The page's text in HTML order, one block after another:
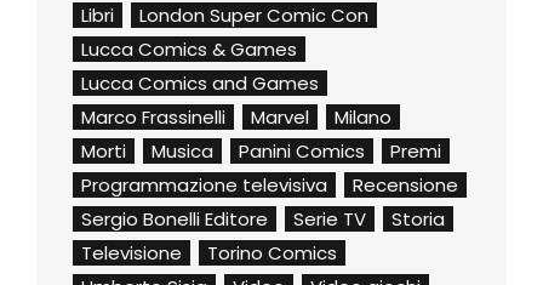
Libri
London Super Comic Con
Lucca Comics & Games
Lucca Comics and Games
Marco Frassinelli
Marvel
Milano
Morti
Musica Panini Comics
Premi
Programmazione televisiva
Recensione
Sergio Bonelli Editore
Serie TV
Storia
Televisione
Torino Comics